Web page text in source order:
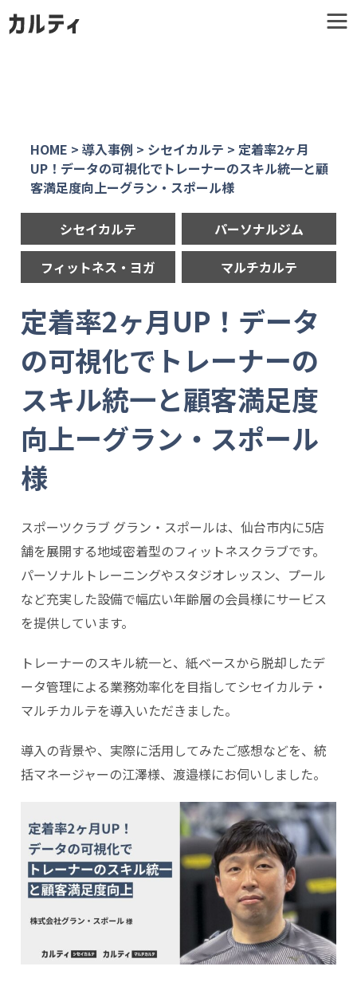
HOME > 導入事例 > シセイカルテ > 定着率2ヶ月
UP！データの可視化でトレーナーのスキル統一と顧
客満足度向上ーグラン・スポール様
シセイカルテ
パーソナルジム
フィットネス・ヨガ
マルチカルテ
定着率2ヶ月UP！データ
の可視化でトレーナーの
スキル統一と顧客満足度
向上ーグラン・スポール
様
スポーツクラブ グラン・スポールは、仙台市内に5店
舗を展開する地域密着型のフィットネスクラブです。
パーソナルトレーニングやスタジオレッスン、プール
など充実した設備で幅広い年齢層の会員様にサービス
を提供しています。
トレーナーのスキル統一と、紙ベースから脱却したデ
ータ管理による業務効率化を目指してシセイカルテ・
マルチカルテを導入いただきました。
導入の背景や、実際に活用してみたご感想などを、統
括マネージャーの江澤様、渡邉様にお伺いしました。